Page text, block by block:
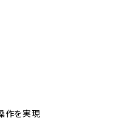
作を実現